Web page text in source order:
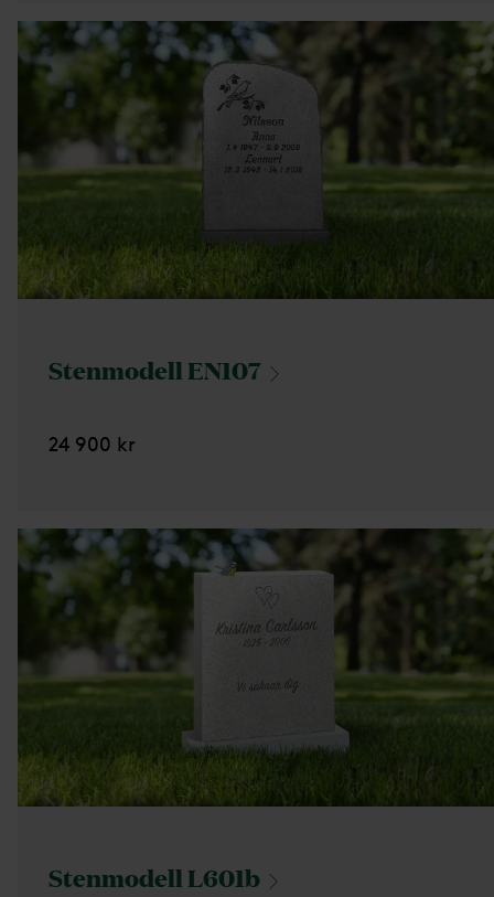
StenmodellEN107
24 900 kr
StenmodellL601b